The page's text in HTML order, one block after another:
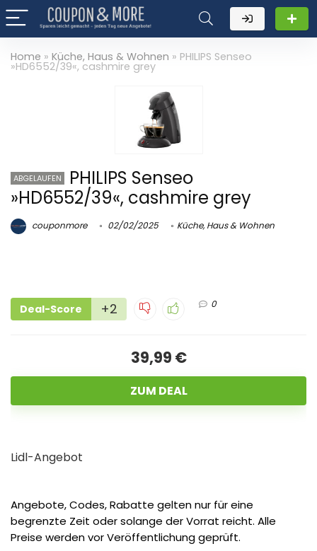
Home » Küche, Haus & Wohnen » PHILIPS Senseo
»HD6552/39«, cashmire grey
ABGELAUFEN
PHILIPS Senseo
»HD6552/39«, cashmire grey
couponmore 02/02/2025 Küche, Haus & Wohnen
Deal-Score +2 0
39,99 €
ZUM DEAL
Lidl-Angebot
Angebote, Codes, Rabatte gelten nur für eine
begrenzte Zeit oder solange der Vorrat reicht. Alle
Preise werden vor Veröffentlichung geprüft.